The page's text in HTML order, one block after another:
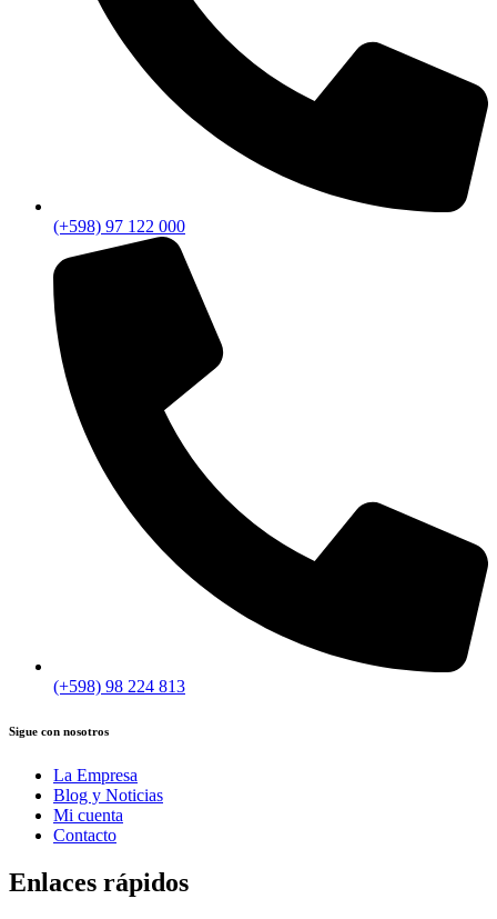
(+598) 97 122 000
(+598) 98 224 813
Sigue con nosotros
La Empresa
Blog y Noticias
Mi cuenta
Contacto
Enlaces rápidos